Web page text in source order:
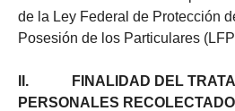
de la Ley Federal de Protección
Posesión de los Particulares
II. FINALIDAD DEL
PERSONALES